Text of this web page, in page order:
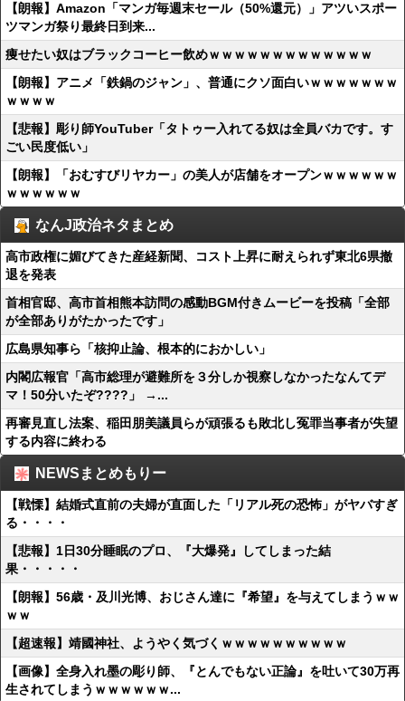
【朗報】Amazon「マンガ毎週末セール（50%還元）」アツいスポー
ツマンガ祭り最終日到来...
痩せたい奴はブラックコーヒー飲めｗｗｗｗｗｗｗｗｗｗｗｗｗ
【朗報】アニメ「鉄鍋のジャン」、普通にクソ面白いｗｗｗｗｗｗｗ
ｗｗｗｗ
【悲報】彫り師YouTuber「タトゥー入れてる奴は全員バカです。す
ごい民度低い」
【朗報】「おむすびリヤカー」の美人が店舗をオープンｗｗｗｗｗｗ
ｗｗｗｗｗｗ
なんJ政治ネタまとめ
高市政権に媚びてきた産経新聞、コスト上昇に耐えられず東北6県撤
退を発表
首相官邸、高市首相熊本訪問の感動BGM付きムービーを投稿「全部
が全部ありがたかったです」
広島県知事ら「核抑止論、根本的におかしい」
内閣広報官「高市総理が避難所を３分しか視察しなかったなんてデ
マ！50分いたぞ????」 →...
再審見直し法案、稲田朋美議員らが頑張るも敗北し冤罪当事者が失望
する内容に終わる
NEWSまとめもりー
【戦慄】結婚式直前の夫婦が直面した「リアル死の恐怖」がヤバすぎ
る・・・・
【悲報】1日30分睡眠のプロ、『大爆発』してしまった結
果・・・・・
【朗報】56歳・及川光博、おじさん達に『希望』を与えてしまうｗｗ
ｗｗ
【超速報】靖國神社、ようやく気づくｗｗｗｗｗｗｗｗｗｗ
【画像】全身入れ墨の彫り師、『とんでもない正論』を吐いて30万再
生されてしまうｗｗｗｗｗｗ...